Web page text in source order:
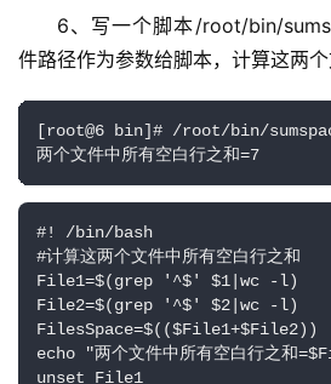
6、写一个脚本/root/bin/
件路径作为参数给脚本，计算这两
[root@6 bin]# /root/bin/
两个文件中所有空白行之和=7
#! /bin/bash
#计算这两个文件中所有空白行之和
File1=$(grep '^$' $1|wc -l)
File2=$(grep '^$' $2|wc -l)
FilesSpace=$(($File1+$File2))
echo "两个文件中所有空白行之和
unset File1